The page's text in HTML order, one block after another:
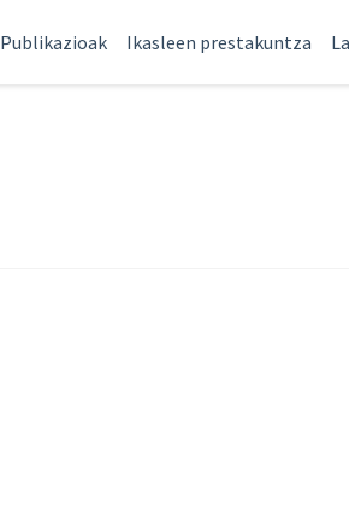
Publikazioak Ikasleen prestakuntza